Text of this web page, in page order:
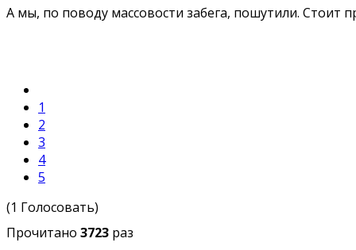
А мы, по поводу массовости забега, пошутили. Стоит
1
2
3
4
5
(1 Голосовать)
Прочитано 3723 раз